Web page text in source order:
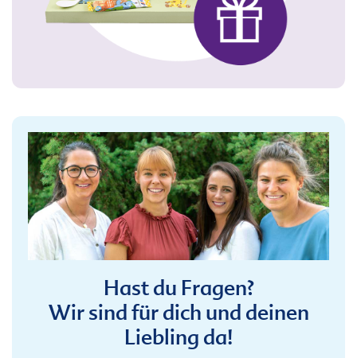
Hast du Fragen?
Wir sind für dich und deinen
Liebling da!